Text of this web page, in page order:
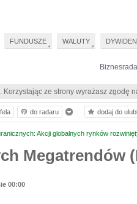
Korzystając ze strony wyrażasz
Akcji globalnych rynków
Megatrendów
00:00
do radaru dodaj do
FUNDUSZE WALUTY